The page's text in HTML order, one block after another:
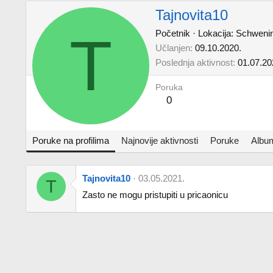
T
Tajnovita10
Početnik · Lokacija:
Učlanjen 09.10.2020.
Poslednja aktivnost
Poruka
0
Poruke na profilima Najnovije aktivnosti Poruke
T Tajnovita10
03.05.2021.
Zasto ne mogu pristupiti u pricaonicu